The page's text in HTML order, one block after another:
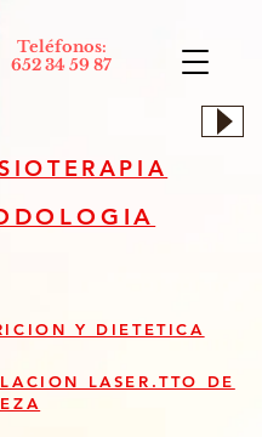
Teléfonos:
652 34 59 87
Y DIETETICA
LASER.TTO DE